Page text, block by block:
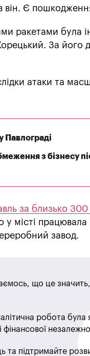
він. Є
ракетами була
За
атаки та
Павлограді
з бізнесу
за близько 300
у місті
завод.
що це
робота була
та підтримайте